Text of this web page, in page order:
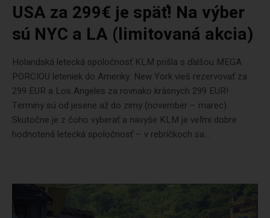
USA za 299€ je späť! Na výber
sú NYC a LA (limitovaná akcia)
Holandská letecká spoločnosť KLM prišla s ďalšou MEGA
PORCIOU leteniek do Ameriky. New York vieš rezervovať za
299 EUR a Los Angeles za rovnako krásnych 299 EUR!
Termíny sú od jesene až do zimy (november – marec).
Skutočne je z čoho vyberať a navyše KLM je veľmi dobre
hodnotená letecká spoločnosť – v rebríčkoch sa...